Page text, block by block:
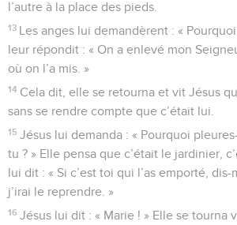
l’autre à la place des pieds.
13 Les anges lui demandèrent : «
leur répondit : « On a enlevé mon
où on l’a mis. »
14 Cela dit, elle se retourna et vit Jésus
sans se rendre compte que c’était lui.
15 Jésus lui demanda : « Pourquoi
tu ? » Elle pensa que c’était le jardinier,
lui dit : « Si c’est toi qui l’as emporté, dis-
j’irai le reprendre. »
16 Jésus lui dit : « Marie ! » Elle se tourna